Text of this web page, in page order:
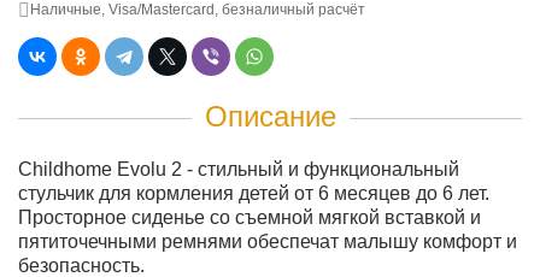
Наличные, Visa/Mastercard, безналичный расчёт
Описание
Childhome Evolu 2 - стильный и функциональный
стульчик для кормления детей от 6 месяцев до 6 лет.
Просторное сиденье со съемной мягкой вставкой и
пятиточечными ремнями обеспечат малышу комфорт и
безопасность.